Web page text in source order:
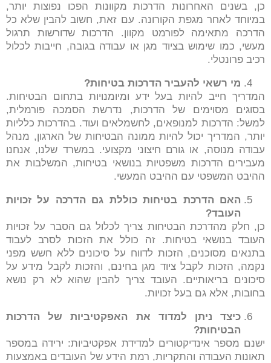
כן, בשנים האחרונות הדרכות מקוונות הפכו נפוצות יותר,
במיוחד לאחר מגפת הקורונה. עם זאת, חשוב להבין שלא כל
הדרכה מתאימה לפורמט מקוון. הדרכות שדורשות תרגול
מעשי, כמו שימוש בציוד מגן או עבודה בגובה, חייבות לכלול
רכיב פרונטלי.
מי רשאי להעביר הדרכות בטיחות?
המדריך חייב להיות בעל ידע ומיומנויות בתחום הבטיחות.
בסוגים מסוימים של הדרכות, נדרשת הסמכה פורמלית,
למשל: הדרכות למנופאים, לחשמלאים ועוד. בהדרכות כלליות
יותר, המדריך יכול להיות ממונה הבטיחות של הארגון, מנהל
עבודה מנוסה, או גורם חיצוני מקצועי. במשרד שלנו, אנחנו
מעבירים הדרכות משפטיות בנושאי בטיחות, המשלבות את
ההיבט המשפטי עם ההיבט המעשי.
האם הדרכת בטיחות כוללת גם הדרכה על זכויות
העובד?
כן, חלק מהדרכת הבטיחות צריך לכלול גם הסבר על זכויות
העובד בנושאי בטיחות. זה כולל את הזכות לסרב לעבוד
בתנאים מסוכנים, הזכות לדווח על סיכונים ללא חשש מפני
נקמה, הזכות לקבל ציוד מגן בחינם, והזכות לקבל מידע על
סיכונים בריאותיים. העובד צריך להבין שהוא לא רק נושא
בחובות, אלא גם בעל זכויות.
כיצד ניתן למדוד את האפקטיביות של הדרכות
הבטיחות?
ישנם מספר אינדיקטורים למדידת אפקטיביות: ירידה במספר
תאונות העבודה והתקריות, רמת הידע של העובדים באמצעות